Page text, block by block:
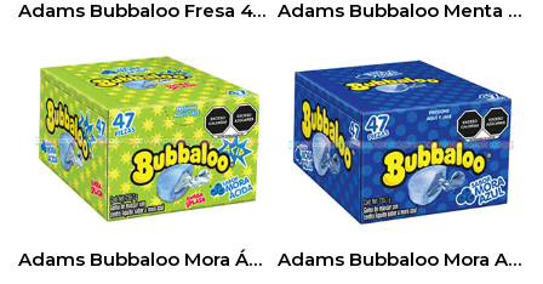
Adams Bubbaloo Fresa 47pz Adams Bubbaloo Menta 47pz
Adams Bubbaloo Mora Ácida 47pcs Adams Bubbaloo Mora Azul 47pcs